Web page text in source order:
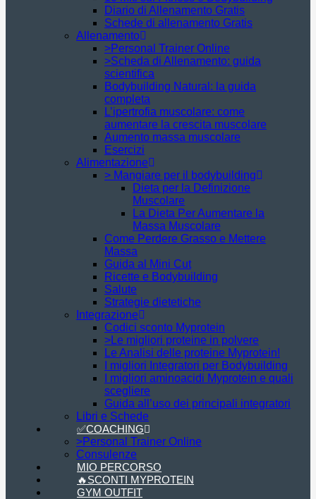
Diario di Allenamento Gratis
Schede di allenamento Gratis
Allenamento
>Personal Trainer Online
>Scheda di Allenamento: guida
scientifica
Bodybuilding Natural: la guida
completa
L’ipertrofia muscolare: come
aumentare la crescita muscolare
Aumento massa muscolare
Esercizi
Alimentazione
> Mangiare per il bodybuilding
Dieta per la Definizione
Muscolare
La Dieta Per Aumentare la
Massa Muscolare
Come Perdere Grasso e Mettere
Massa
Guida al Mini Cut
Ricette e Bodybuilding
Salute
Strategie dietetiche
Integrazione
Codici sconto Myprotein
>Le migliori proteine in polvere
Le Analisi delle proteine Myprotein!
I migliori Integratori per Bodybuilding
I migliori aminoacidi Myprotein e quali
scegliere
Guida all’uso dei principali integratori
Libri e Schede
✅COACHING
>Personal Trainer Online
Consulenze
MIO PERCORSO
🔥SCONTI MYPROTEIN
GYM OUTFIT